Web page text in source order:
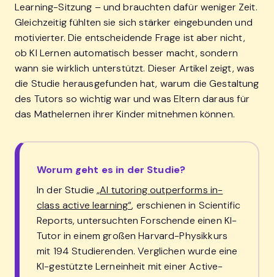
Learning-Sitzung – und brauchten dafür weniger Zeit.
Gleichzeitig fühlten sie sich stärker eingebunden und
motivierter. Die entscheidende Frage ist aber nicht,
ob KI Lernen automatisch besser macht, sondern
wann sie wirklich unterstützt. Dieser Artikel zeigt, was
die Studie herausgefunden hat, warum die Gestaltung
des Tutors so wichtig war und was Eltern daraus für
das Mathelernen ihrer Kinder mitnehmen können.
Worum geht es in der Studie?
In der Studie„AI tutoring outperforms in-
class active learning“, erschienen in Scientific
Reports, untersuchten Forschende einen KI-
Tutor in einem großen Harvard-Physikkurs
mit 194 Studierenden. Verglichen wurde eine
KI-gestützte Lerneinheit mit einer Active-